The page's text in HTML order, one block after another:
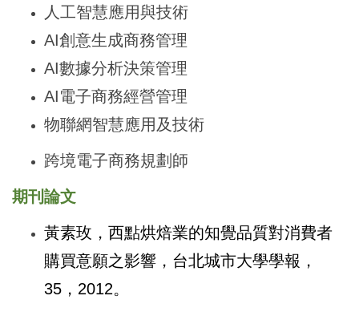
人工智慧應用與技術
AI創意生成商務管理
AI數據分析決策管理
AI電子商務經營管理
物聯網智慧應用及技術
跨境電子商務規劃師
期刊論文
黃素玫，西點烘焙業的知覺品質對消費者
購買意願之影響，台北城市大學學報，
35，2012。